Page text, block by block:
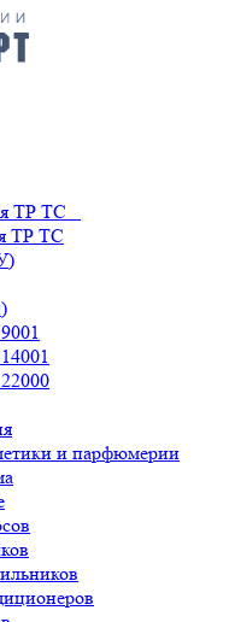
ТР ТС
ТР ТС
и парфюмерии